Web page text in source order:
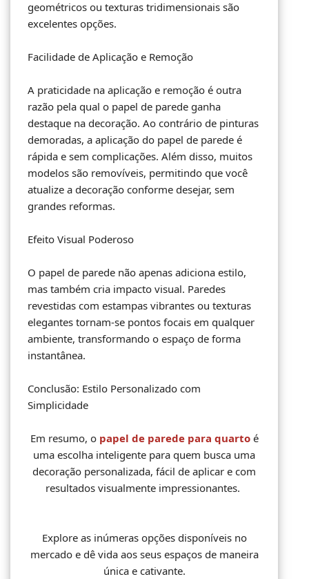
geométricos ou texturas tridimensionais são
excelentes opções.
Facilidade de Aplicação e Remoção
A praticidade na aplicação e remoção é outra
razão pela qual o papel de parede ganha
destaque na decoração. Ao contrário de pinturas
demoradas, a aplicação do papel de parede é
rápida e sem complicações. Além disso, muitos
modelos são removíveis, permitindo que você
atualize a decoração conforme desejar, sem
grandes reformas.
Efeito Visual Poderoso
O papel de parede não apenas adiciona estilo,
mas também cria impacto visual. Paredes
revestidas com estampas vibrantes ou texturas
elegantes tornam-se pontos focais em qualquer
ambiente, transformando o espaço de forma
instantânea.
Conclusão: Estilo Personalizado com
Simplicidade
Em resumo, opapel de parede para quartoé
uma escolha inteligente para quem busca uma
decoração personalizada, fácil de aplicar e com
resultados visualmente impressionantes.
Explore as inúmeras opções disponíveis no
mercado e dê vida aos seus espaços de maneira
única e cativante.